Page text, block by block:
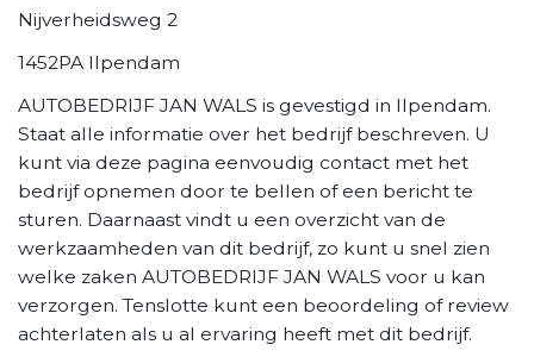
Nijverheidsweg 2
1452PA Ilpendam
AUTOBEDRIJF JAN WALS is gevestigd in Ilpendam.
Staat alle informatie over het bedrijf beschreven. U
kunt via deze pagina eenvoudig contact met het
bedrijf opnemen door te bellen of een bericht te
sturen. Daarnaast vindt u een overzicht van de
werkzaamheden van dit bedrijf, zo kunt u snel zien
welke zaken AUTOBEDRIJF JAN WALS voor u kan
verzorgen. Tenslotte kunt een beoordeling of review
achterlaten als u al ervaring heeft met dit bedrijf.